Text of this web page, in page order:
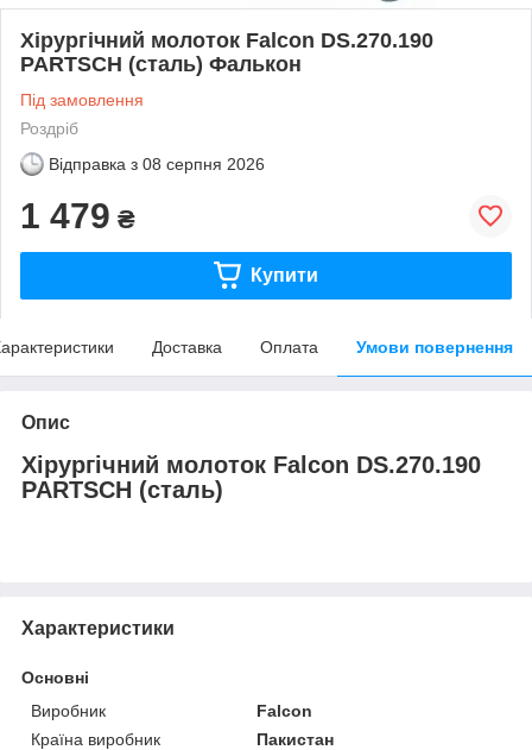
Хірургічний молоток Falcon DS.270.190
PARTSCH (сталь) Фалькон
Під замовлення
Роздріб
Відправка з 08 серпня 2026
1 479 ₴
Купити
Доставка Оплата Умови повернення
Опис
Хірургічний молоток Falcon DS.270.190
PARTSCH (сталь)
Характеристики
Основні
Виробник
Falcon
Країна виробник
Пакистан